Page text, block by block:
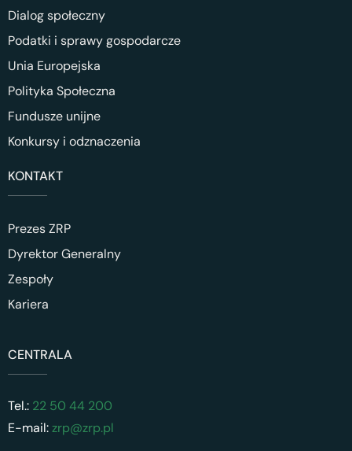
Dialog społeczny
Podatki i sprawy gospodarcze
Unia Europejska
Polityka Społeczna
Fundusze unijne
Konkursy i odznaczenia
KONTAKT
Prezes ZRP
Dyrektor Generalny
Zespoły
Kariera
CENTRALA
Tel.: 22 50 44 200
E-mail:zrp@zrp.pl